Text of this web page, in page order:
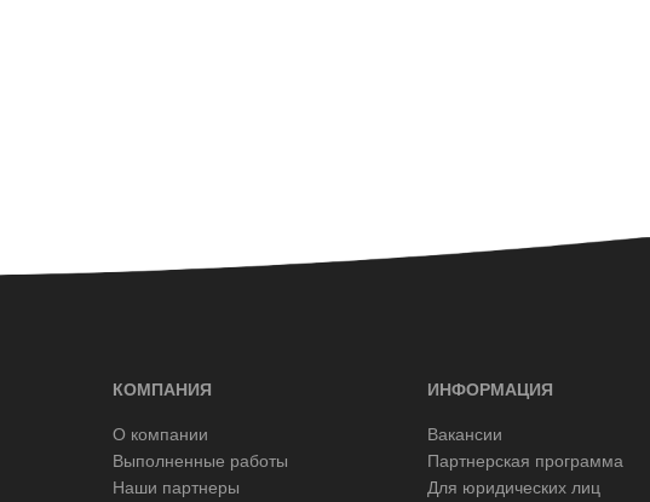
КОМПАНИЯ
О компании
Выполненные работы
Наши партнеры
ИНФОРМАЦИЯ
Вакансии
Партнерская программа
Для юридических лиц